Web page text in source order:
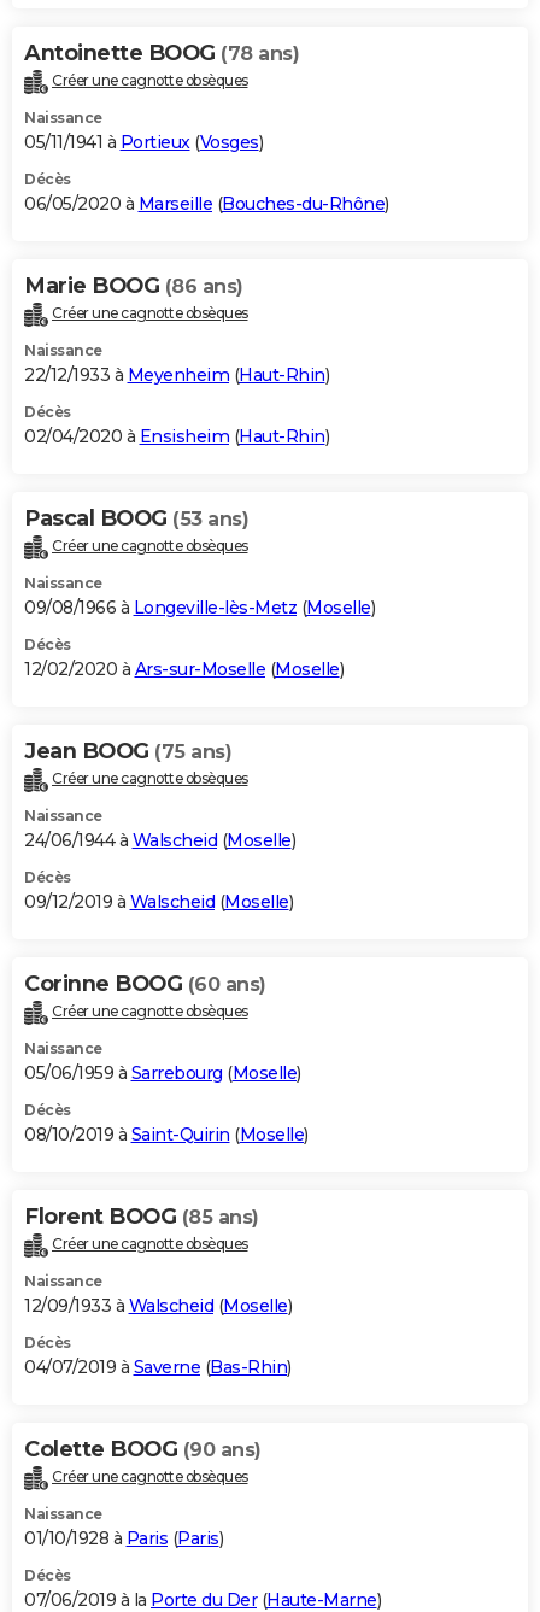
Antoinette BOOG (78 ans)
Créer une cagnotte obsèques
Naissance
05/11/1941 à Portieux(Vosges)
Décès
06/05/2020 à Marseille (Bouches-du-Rhône)
Marie BOOG (86 ans)
Créer une cagnotte obsèques
Naissance
22/12/1933 à Meyenheim (Haut-Rhin)
Décès
02/04/2020 à Ensisheim (Haut-Rhin)
Pascal BOOG (53 ans)
Créer une cagnotte obsèques
Naissance
09/08/1966 à Longeville-lès-Metz (Moselle)
Décès
12/02/2020 à Ars-sur-Moselle (Moselle)
Jean BOOG (75 ans)
Créer une cagnotte obsèques
Naissance
24/06/1944 à Walscheid (Moselle)
Décès
09/12/2019 à Walscheid (Moselle)
Corinne BOOG (60 ans)
Créer une cagnotte obsèques
Naissance
05/06/1959 à Sarrebourg (Moselle)
Décès
08/10/2019 à Saint-Quirin (Moselle)
Florent BOOG (85 ans)
Créer une cagnotte obsèques
Naissance
12/09/1933 à Walscheid (Moselle)
Décès
04/07/2019 à Saverne (Bas-Rhin)
Colette BOOG (90 ans)
Créer une cagnotte obsèques
Naissance
01/10/1928 à Paris (Paris)
Décès
07/06/2019 à la Porte du Der(Haute-Marne)